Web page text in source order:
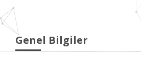
Genel Bilgiler